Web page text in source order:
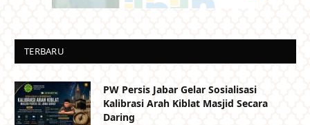
TERBARU
PW Persis Jabar Gelar Sosialisasi
Kalibrasi Arah Kiblat Masjid Secara
Daring